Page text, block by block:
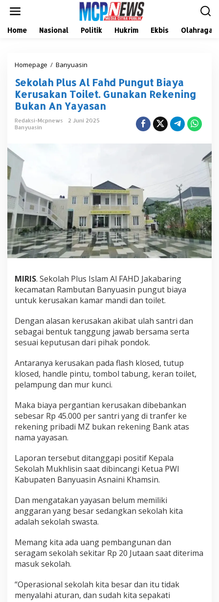
Home Nasional Politik Hukrim Ekbis Olahraga
Homepage / Banyuasin
o
l
a
h
a
h
d
P
n
g
u
t
y
a
e
r
u
s
k
a
n
i
l
e
u
n
a
a
n
R
e
e
n
i
B
u
Sekolah Plus Al Fahd Pungut Biaya
Kerusakan Toilet. Gunakan Rekening
Bukan An Yayasan
Redaksi-Mcpnews
2 Juni 2025
Banyuasin
MIRIS. Sekolah Plus Islam Al FAHD Jakabaring
kecamatan Rambutan Banyuasin pungut biaya
untuk kerusakan kamar mandi dan toilet.
Dengan alasan kerusakan akibat ulah santri dan
sebagai bentuk tanggung jawab bersama serta
sesuai keputusan dari pihak pondok.
Antaranya kerusakan pada flash klosed, tutup
klosed, handle pintu, tombol tabung, keran toilet,
pelampung dan mur kunci.
Maka biaya pergantian kerusakan dibebankan
sebesar Rp 45.000 per santri yang di tranfer ke
rekening pribadi MZ bukan rekening Bank atas
nama yayasan.
Laporan tersebut ditanggapi positif Kepala
Sekolah Mukhlisin saat dibincangi Ketua PWI
Kabupaten Banyuasin Asnaini Khamsin.
Dan mengatakan yayasan belum memiliki
anggaran yang besar sedangkan sekolah kita
adalah sekolah swasta.
Memang kita ada uang pembangunan dan
seragam sekolah sekitar Rp 20 Jutaan saat diterima
masuk sekolah.
“Operasional sekolah kita besar dan itu tidak
menyalahi aturan, dan sudah kita sepakati